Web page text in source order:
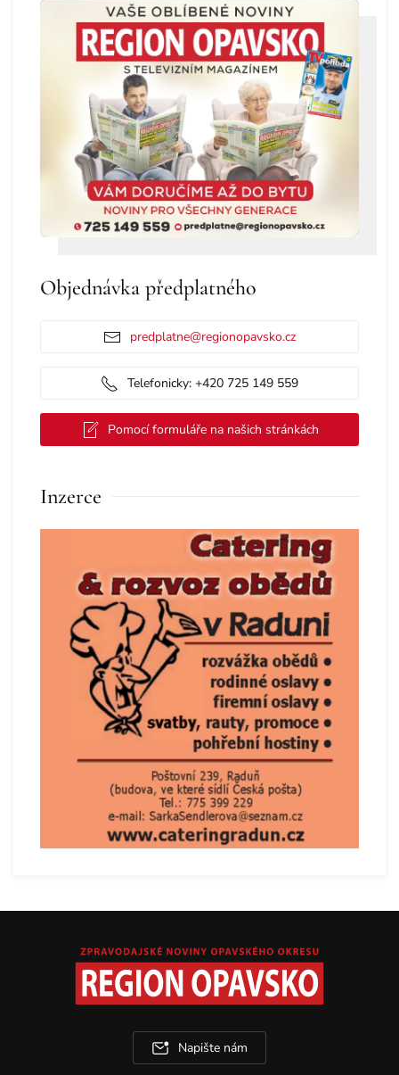
Objednávka předplatného
predplatne@regionopavsko.cz
Telefonicky: +420 725 149 559
Pomocí formuláře na našich stránkách
Inzerce
Napište nám